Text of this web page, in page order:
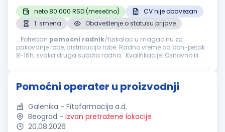
neto 80.000 RSD (mesečno)
CV nije obavezan
1. smena
Obaveštenje o statusu prijave
...Potreban pomocni radnik/fizikalac u magacinu za
pakovanje robe, distribucija robe. Radno vreme od pon-petak
8-16h, svaka druga subota radna. Kvalifikacije: Osnovno ili
Pomoćni operater u proizvodnji
Galenika - Fitofarmacija a.d.
Beograd - Izvan pretražene lokacije
20.08.2026